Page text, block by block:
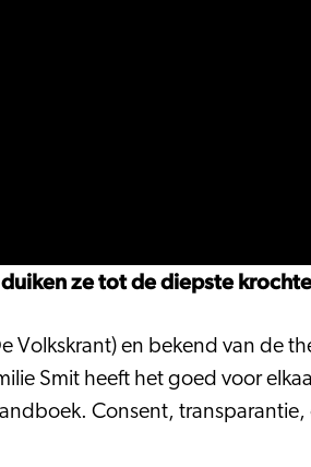
ze tot de diepste
Volkskrant) en bekend van de
Smit heeft het goed voor
Consent,